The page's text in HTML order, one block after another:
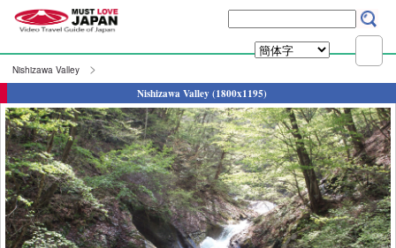
Nishizawa Valley
Nishizawa Valley (1800x1195)